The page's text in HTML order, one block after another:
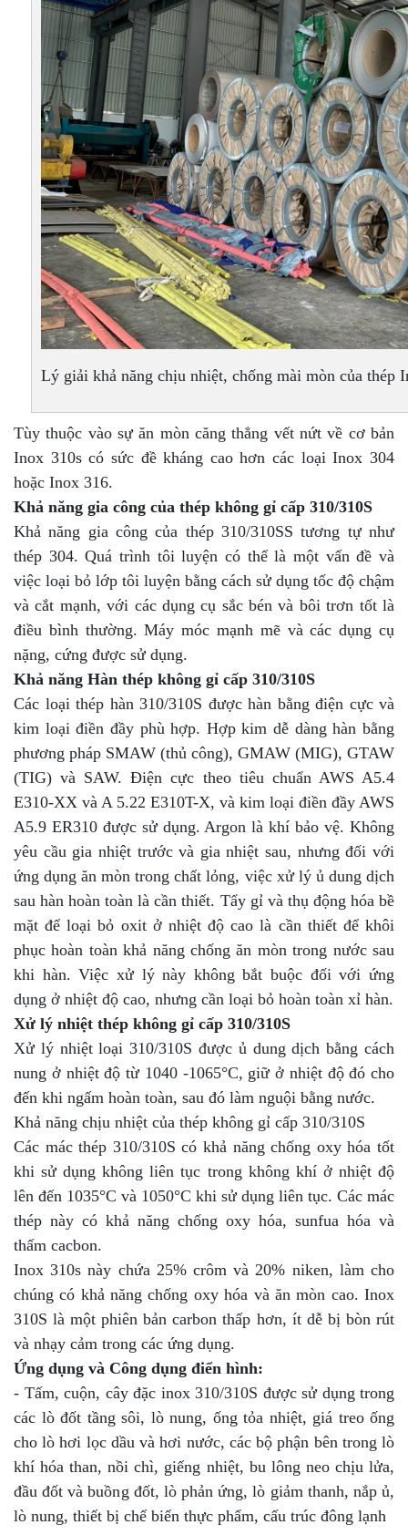
Lý giải khả năng chịu nhiệt, chống mài mòn của thép
Tùy thuộc vào sự ăn mòn căng thẳng vết nứt về cơ bản
Inox 310s có sức đề kháng cao hơn các loại Inox 304
hoặc Inox 316.
Khả năng gia công của thép không gỉ cấp 310/310S
Khả năng gia công của thép 310/310SS tương tự như
thép 304. Quá trình tôi luyện có thể là một vấn đề và
việc loại bỏ lớp tôi luyện bằng cách sử dụng tốc độ chậm
và cắt mạnh, với các dụng cụ sắc bén và bôi trơn tốt là
điều bình thường. Máy móc mạnh mẽ và các dụng cụ
nặng, cứng được sử dụng.
Khả năng Hàn thép không gỉ cấp 310/310S
Các loại thép hàn 310/310S được hàn bằng điện cực và
kim loại điền đầy phù hợp. Hợp kim dễ dàng hàn bằng
phương pháp SMAW (thủ công), GMAW (MIG), GTAW
(TIG) và SAW. Điện cực theo tiêu chuẩn AWS A5.4
E310-XX và A 5.22 E310T-X, và kim loại điền đầy AWS
A5.9 ER310 được sử dụng. Argon là khí bảo vệ. Không
yêu cầu gia nhiệt trước và gia nhiệt sau, nhưng đối với
ứng dụng ăn mòn trong chất lỏng, việc xử lý ủ dung dịch
sau hàn hoàn toàn là cần thiết. Tẩy gỉ và thụ động hóa bề
mặt để loại bỏ oxit ở nhiệt độ cao là cần thiết để khôi
phục hoàn toàn khả năng chống ăn mòn trong nước sau
khi hàn. Việc xử lý này không bắt buộc đối với ứng
dụng ở nhiệt độ cao, nhưng cần loại bỏ hoàn toàn xỉ hàn.
Xử lý nhiệt thép không gỉ cấp 310/310S
Xử lý nhiệt loại 310/310S được ủ dung dịch bằng cách
nung ở nhiệt độ từ 1040 -1065°C, giữ ở nhiệt độ đó cho
đến khi ngấm hoàn toàn, sau đó làm nguội bằng nước.
Khả năng chịu nhiệt của thép không gỉ cấp 310/310S
Các mác thép 310/310S có khả năng chống oxy hóa tốt
khi sử dụng không liên tục trong không khí ở nhiệt độ
lên đến 1035°C và 1050°C khi sử dụng liên tục. Các mác
thép này có khả năng chống oxy hóa, sunfua hóa và
thấm cacbon.
Inox 310s này chứa 25% crôm và 20% niken, làm cho
chúng có khả năng chống oxy hóa và ăn mòn cao. Inox
310S là một phiên bản carbon thấp hơn, ít dễ bị bòn rút
và nhạy cảm trong các ứng dụng.
Ứng dụng và Công dụng điển hình:
- Tấm, cuộn, cây đặc inox 310/310S được sử dụng trong
các lò đốt tầng sôi, lò nung, ống tỏa nhiệt, giá treo ống
cho lò hơi lọc dầu và hơi nước, các bộ phận bên trong lò
khí hóa than, nồi chì, giếng nhiệt, bu lông neo chịu lửa,
đầu đốt và buồng đốt, lò phản ứng, lò giảm thanh, nắp ủ,
lò nung, thiết bị chế biến thực phẩm, cấu trúc đông lạnh